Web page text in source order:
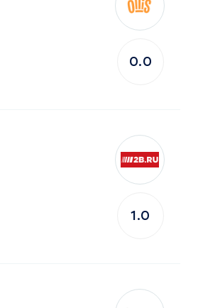
0.0
1.0